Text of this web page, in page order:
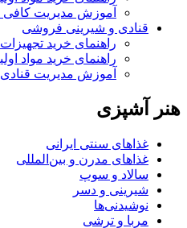
آموزش مدیریت
قنادی و شیرینی فروشی
راهنمای خرید
راهنمای خرید مواد
آموزش مدیریت
هنر آشپزی
غذاهای سنتی ایرانی
غذاهای مدرن و بین‌المللی
سالاد و سوپ
شیرینی و دسر
نوشیدنی‌ها
مربا و ترشی